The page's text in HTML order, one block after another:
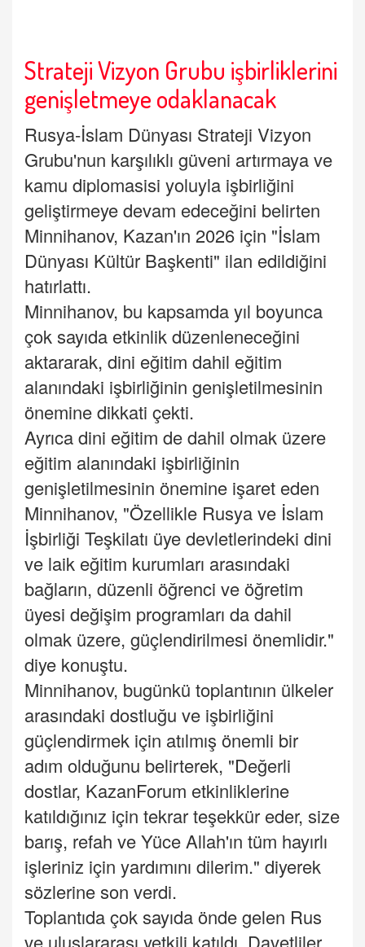
Strateji Vizyon Grubu işbirliklerini
genişletmeye odaklanacak
Rusya-İslam Dünyası Strateji Vizyon
Grubu'nun karşılıklı güveni artırmaya ve
kamu diplomasisi yoluyla işbirliğini
geliştirmeye devam edeceğini belirten
Minnihanov, Kazan'ın 2026 için "İslam
Dünyası Kültür Başkenti" ilan edildiğini
hatırlattı.
Minnihanov, bu kapsamda yıl boyunca
çok sayıda etkinlik düzenleneceğini
aktararak, dini eğitim dahil eğitim
alanındaki işbirliğinin genişletilmesinin
önemine dikkati çekti.
Ayrıca dini eğitim de dahil olmak üzere
eğitim alanındaki işbirliğinin
genişletilmesinin önemine işaret eden
Minnihanov, "Özellikle Rusya ve İslam
İşbirliği Teşkilatı üye devletlerindeki dini
ve laik eğitim kurumları arasındaki
bağların, düzenli öğrenci ve öğretim
üyesi değişim programları da dahil
olmak üzere, güçlendirilmesi önemlidir."
diye konuştu.
Minnihanov, bugünkü toplantının ülkeler
arasındaki dostluğu ve işbirliğini
güçlendirmek için atılmış önemli bir
adım olduğunu belirterek, "Değerli
dostlar, KazanForum etkinliklerine
katıldığınız için tekrar teşekkür eder, size
barış, refah ve Yüce Allah'ın tüm hayırlı
işleriniz için yardımını dilerim." diyerek
sözlerine son verdi.
Toplantıda çok sayıda önde gelen Rus